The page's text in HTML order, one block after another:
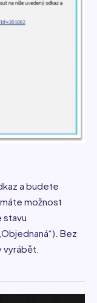
a budete
možnost
stavu
Bez